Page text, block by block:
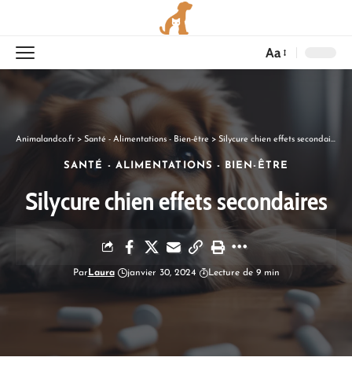
Aa
Animalandco.fr > Santé - Alimentations - Bien-être > Silycure chien effets secondaires
SANTÉ - ALIMENTATIONS - BIEN-ÊTRE
Silycure chien effets secondaires
Par Laura janvier 30, 2024 Lecture de 9 min